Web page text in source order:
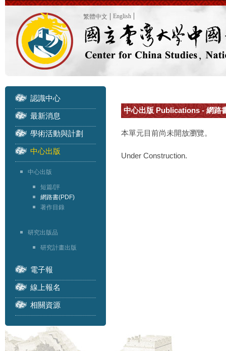
繁體中文 English
認識中心
最新消息
學術活動與計劃
中心出版
中心出版
短篇/評
網路書(PDF)
著作目錄
研究出版品
研究計畫出版
電子報
線上報名
相關資源
中心出版 Publications - 網路
本單元目前尚未開放瀏覽。
Under Construction.